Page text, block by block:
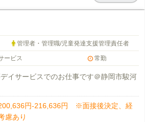
管理者・管理職/児童発達支援管理責任者
ービス 常勤
イサービスでのお仕事です＠静岡市駿河
200,636円-216,636円 ※面接後決定、経
慮あり